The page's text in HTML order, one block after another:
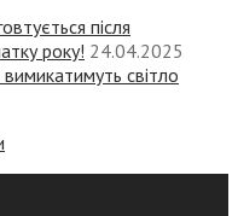
після
року! 24.04.2025
світло